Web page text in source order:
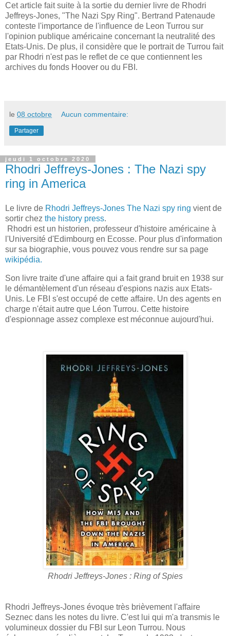
Cet article fait suite à la sortie du dernier livre de Rhodri
Jeffreys-Jones, "The Nazi Spy Ring". Bertrand Patenaude
conteste l'importance de l'influence de Leon Turrou sur
l'opinion publique américaine concernant la neutralité des
Etats-Unis. De plus, il considère que le portrait de Turrou fait
par Rhodri n'est pas le reflet de ce que contiennent les
archives du fonds Hoover ou du FBI.
le 08 octobre Aucun commentaire:
Partager
jeudi 1 octobre 2020
Rhodri Jeffreys-Jones : The Nazi spy
ring in America
Le livre de Rhodri Jeffreys-Jones The Nazi spy ring vient de
sortir chez the history press.
Rhodri est un historien, professeur d'histoire américaine à
l'Université d'Edimbourg en Ecosse. Pour plus d'information
sur sa biographie, vous pouvez vous rendre sur sa page
wikipédia.
Son livre traite d'une affaire qui a fait grand bruit en 1938 sur
le démantèlement d'un réseau d'espions nazis aux Etats-
Unis. Le FBI s'est occupé de cette affaire. Un des agents en
charge n'était autre que Léon Turrou. Cette histoire
d'espionnage assez complexe est méconnue aujourd'hui.
Rhodri Jeffreys-Jones : Ring of Spies
Rhodri Jeffreys-Jones évoque très brièvement l'affaire
Seznec dans les notes du livre. C'est lui qui m'a transmis le
volumineux dossier du FBI sur Leon Turrou. Nous